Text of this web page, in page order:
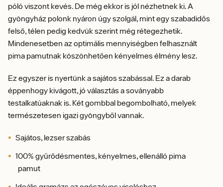
póló viszont kevés. De még ekkor is jól nézhetnek ki. A
gyöngyház polonk nyáron úgy szolgál, mint egy szabadidős
felső, télen pedig kedvük szerint még rétegezhetik.
Mindenesetben az optimális mennyiségben felhasznált
pima pamutnak köszönhetően kényelmes élmény lesz.
Ez egyszer is nyertünk a sajátos szabással. Ez a darab
éppenhogy kivágott, jó választás a soványabb
testalkatúaknak is. Két gombbal begombolható, melyek
természetesen igazi gyöngyből vannak.
Sajátos, lezser szabás
100% gyűrődésmentes, kényelmes, ellenálló pima
pamut